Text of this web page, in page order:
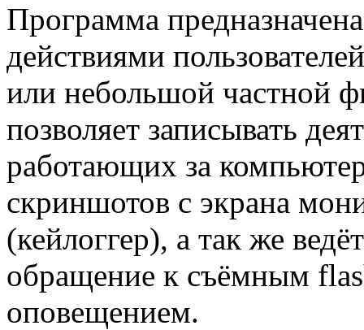
Программа
действиями
или небольшой частной
позволяет записывать
работающих за
скриншотов с экрана
(кейлоггер), а так же
обращение к съёмным
оповещением.